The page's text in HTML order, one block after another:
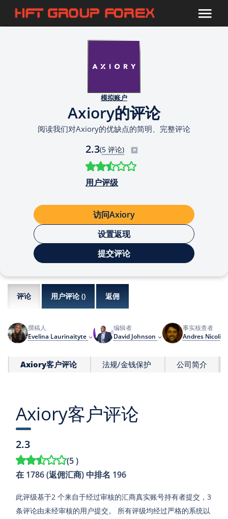
模拟账户
Axiory的评论
阅读我们对Axiory的优缺点的简明、完整评论
2.3(5 评论)
用户评级
访问Axiory
设置返现
提交评论
评论 用户评论 () 返佣
撰稿人
Evelina Laurinaityte
编辑者
David Johnson
事实核查者
Andres Nicolini
Axiory客户评论 法规/金钱保护 公司简介
Axiory客户评论
2.3
(5)
在 1786 (返佣汇商) 中排名 196
此评级基于2 个来自于经过审核的汇商真实账号持有者提交，3
条评论由未经审核的用户提交。 所有评级均经过严格的系统以